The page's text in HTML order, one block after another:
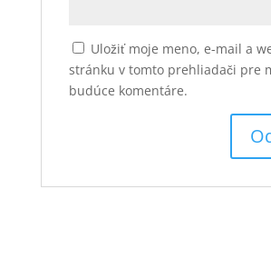
Uložiť moje meno, e-mail a
stránku v tomto prehliadači pre
budúce komentáre.